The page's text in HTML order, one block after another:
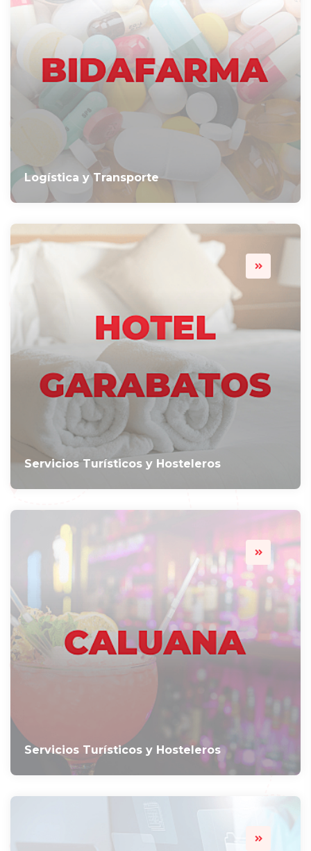
Logística y Transporte
Servicios Turísticos y Hosteleros
Servicios Turísticos y Hosteleros